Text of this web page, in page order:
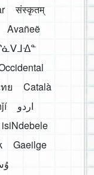
संस्कृतम्
Avañeẽ
ย
Català
اردو
isiNdebele
Gaeilge